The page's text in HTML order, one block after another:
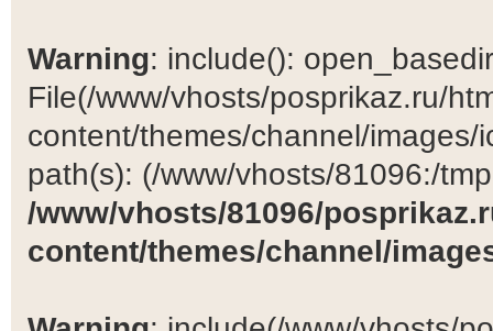
Warning: include():
File(/www/vhosts/posprikaz.ru/
content/themes/channel/
path(s): (/www/vhosts/81096:/
/www/vhosts/81096/
content/themes/channel/